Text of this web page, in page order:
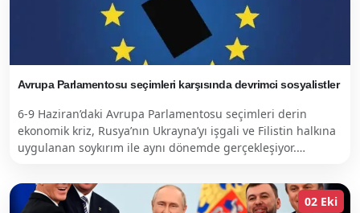
Avrupa Parlamentosu seçimleri karşısında devrimci sosyalistler
6-9 Haziran’daki Avrupa Parlamentosu seçimleri derin
ekonomik kriz, Rusya’nın Ukrayna’yı işgali ve Filistin halkına
uygulanan soykırım ile aynı dönemde gerçekleşiyor.…
02 Eki